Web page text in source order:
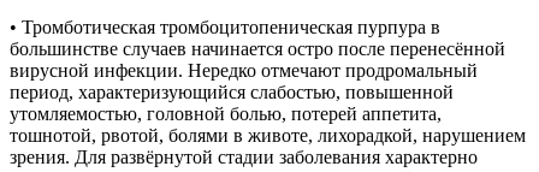
• Тромботическая тромбоцитопеническая пурпура в
большинстве случаев начинается остро после перенесённой
вирусной инфекции. Нередко отмечают продромальный
период, характеризующийся слабостью, повышенной
утомляемостью, головной болью, потерей аппетита,
тошнотой, рвотой, болями в животе, лихорадкой, нарушением
зрения. Для развёрнутой стадии заболевания характерно